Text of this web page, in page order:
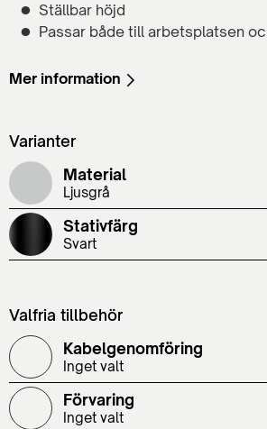
Ställbar höjd
Passar både till arbetsplatsen
Mer information
Varianter
Material
Ljusgrå
Stativfärg
Svart
Valfria tillbehör
Kabelgenomföring
Inget valt
Förvaring
Inget valt